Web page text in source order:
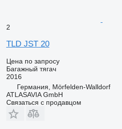
2
TLD JST 20
Цена по запросу
Багажный тягач
2016
Германия, Mörfelden-Walldorf
ATLASAVIA GmbH
Связаться с продавцом